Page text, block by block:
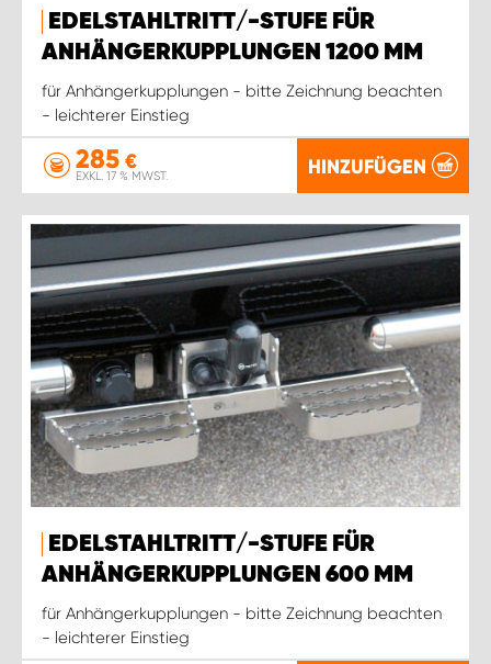
EDELSTAHLTRITT/-STUFE FÜR
ANHÄNGERKUPPLUNGEN 1200 MM
für Anhängerkupplungen - bitte Zeichnung beachten
- leichterer Einstieg
285 €
EXKL. 17 % MWST. HINZUFÜGEN
EDELSTAHLTRITT/-STUFE FÜR
ANHÄNGERKUPPLUNGEN 600 MM
für Anhängerkupplungen - bitte Zeichnung beachten
- leichterer Einstieg